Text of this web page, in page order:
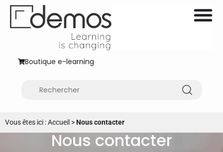
Boutique e-learning
Vous êtes ici :Accueil >Nous contacter
Nous contacter